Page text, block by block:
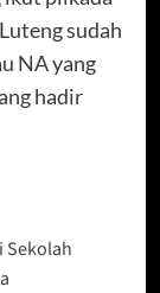
sudah
NA yang
hadir
Sekolah